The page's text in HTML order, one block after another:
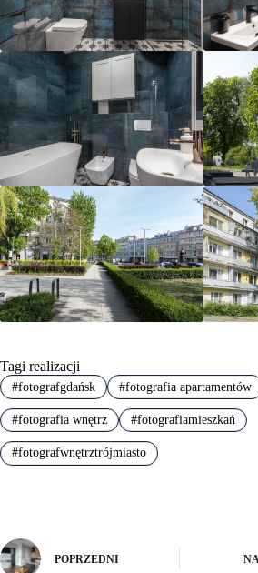
Tagi realizacji
#fotografgdańsk #fotografia apartamentów
#fotografia wnętrz #fotografiamieszkań
#fotografwnętrztrójmiasto
POPRZEDNI